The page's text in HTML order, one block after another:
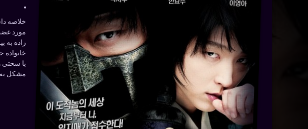
خلاصه
مورد
زاده به
خانواده
با سختی
مشکل